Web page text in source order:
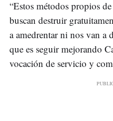
“Estos métodos propios
buscan destruir
a amedrentar ni nos van a
que es seguir mejorando
vocación de servicio y